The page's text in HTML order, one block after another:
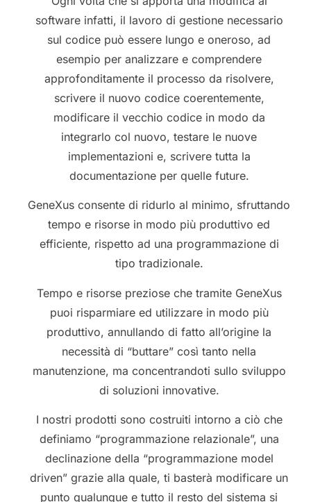
software infatti, il lavoro di gestione necessario
sul codice può essere lungo e oneroso, ad
esempio per analizzare e comprendere
approfonditamente il processo da risolvere,
scrivere il nuovo codice coerentemente,
modificare il vecchio codice in modo da
integrarlo col nuovo, testare le nuove
implementazioni e, scrivere tutta la
documentazione per quelle future.
GeneXus consente di ridurlo al minimo, sfruttando
tempo e risorse in modo più produttivo ed
efficiente, rispetto ad una programmazione di
tipo tradizionale.
Tempo e risorse preziose che tramite GeneXus
puoi risparmiare ed utilizzare in modo più
produttivo, annullando di fatto all’origine la
necessità di “buttare” così tanto nella
manutenzione, ma concentrandoti sullo sviluppo
di soluzioni innovative.
I nostri prodotti sono costruiti intorno a ciò che
definiamo “programmazione relazionale”, una
declinazione della “programmazione model
driven” grazie alla quale, ti basterà modificare un
punto qualunque e tutto il resto del sistema si